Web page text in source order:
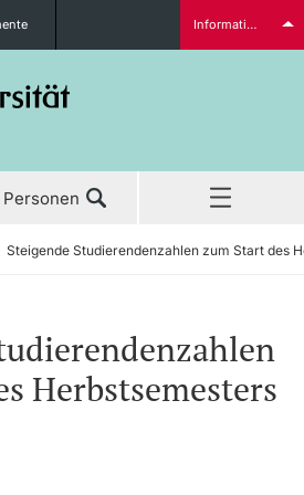
Informationen für...
Personen
‡ ‡ ‡ ‡ ‡ ‡ ‡ ‡ ‡ ‡ ‡ ‡ ‡ ‡ ‡ ‡ ‡ ‡ ‡ ‡ ‡ ‡ ‡
Steigende Studierendenzahlen zum Start des
Herbstsemesters